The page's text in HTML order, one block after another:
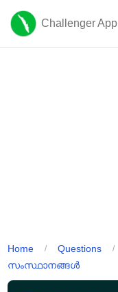
Challenger App
Home / Questions /
സംസ്ഥാനങ്ങൾ